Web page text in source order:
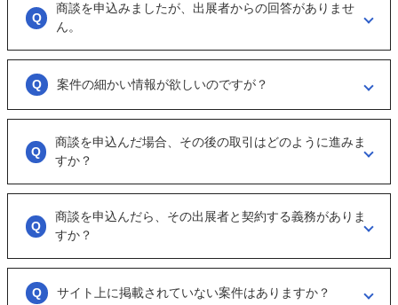
商談といっても、急に条件、金額交渉を行う訳ではなくまずは、どのよ
うな事業をされているのか？
可能であれば、詳細情報を出して欲しいと連絡ください。
商談を申込みましたが、出展者からの回答がありませ
ん。
大変申し訳ございません。こちらも、回答がない出展者には返事をする
ように催促をしております。
ただ、案件を見ていない方もおられるので、数日経っても返信がない場
案件の細かい情報が欲しいのですが？
「商談を申し込む」ボタンから案件の詳細情報をリクエストしてくださ
オンラインとは言え対人のやりとりですので、丁寧な言葉遣いを心掛け
商談を申込んだ場合、その後の取引はどのように進みま
すか？
実際に出展者（仲介案件の場合、仲介担当者）とのメッセージのやりと
りになります。
具体的に購入を考えた場合は、一度、出展者とのオンライン面談を行う
商談を申込んだら、その出展者と契約する義務がありま
すか？
ございません。まずは、商談でどのような事業なのかを確認する目的も
あるため、気軽に商談申し込みを行ってください。
サイト上に掲載されていない案件はありますか？